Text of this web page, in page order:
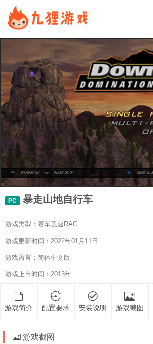
PC 暴走山地自行车
游戏类型：赛车竞速RAC
游戏更新时间：2022年01月11日
游戏语言：简体中文版
游戏上市时间：2013年
游戏简介 配置要求 安装说明 游戏截图
游戏截图